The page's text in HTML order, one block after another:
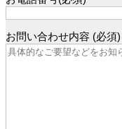
お問い合わせ内容 (必須)